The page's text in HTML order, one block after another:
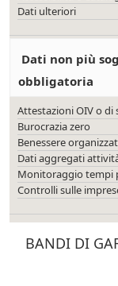
Dati ulteriori
Dati non più
obbligatoria
Attestazioni OIV o
Burocrazia zero
Benessere
Dati aggregati
Monitoraggio tempi
Controlli sulle
BANDI DI